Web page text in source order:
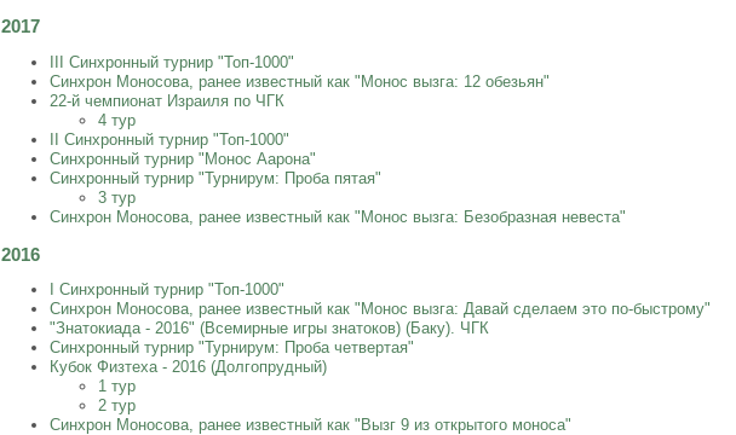
2017
III Синхронный турнир "Топ-1000"
Синхрон Моносова, ранее известный как "Монос вызга: 12 обезьян"
22-й чемпионат Израиля по ЧГК
4 тур
II Синхронный турнир "Топ-1000"
Синхронный турнир "Монос Аарона"
Синхронный турнир "Турнирум: Проба пятая"
3 тур
Синхрон Моносова, ранее известный как "Монос вызга: Безобразная невеста"
2016
I Синхронный турнир "Топ-1000"
Синхрон Моносова, ранее известный как "Монос вызга: Давай сделаем это по-быстрому"
"Знатокиада - 2016" (Всемирные игры знатоков) (Баку). ЧГК
Синхронный турнир "Турнирум: Проба четвертая"
Кубок Физтеха - 2016 (Долгопрудный)
1 тур
2 тур
Синхрон Моносова, ранее известный как "Вызг 9 из открытого моноса"